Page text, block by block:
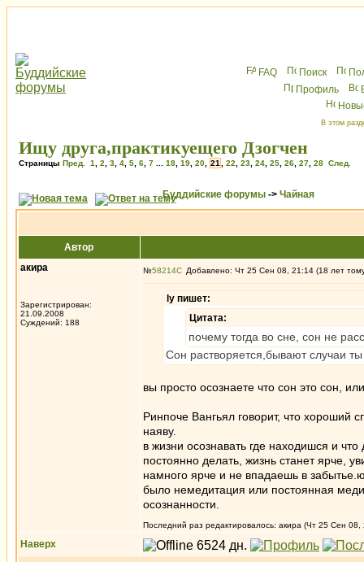
FAQ Поиск
Профиль
В этом
Ищу друга,практикуещего Дзогчен
Страницы Пред. 1 2 3 4 5 6 7 18 19 20 21 22 23 24 25 26 27 28 След.
Буддийские форумы -> Чайная
Автор
акира
Зарегистрирован:
21.09.2008
Суждений: 188
№58214 Добавлено: Чт 25 Сен 08, 21:14 (18 лет
ly пишет:
Цитата:
почему тогда во сне, сон не
Сон растворяется,бывают случаи
вы просто осознаете что сон это сон,
Ринпоче Вангьял говорит, что хороший
наяву.
в жизни осознавать где находишся и
постоянно делать, жизнь станет ярче,
намного ярче и не впадаешь в
было немедитация или постоянная
осознанности.
Последний раз редактировалось: акира (Чт 25 Сен 08,
Наверх